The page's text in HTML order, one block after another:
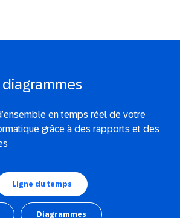
en temps réel de votre
grâce à des rapports et des
Ligne du temps
Diagrammes